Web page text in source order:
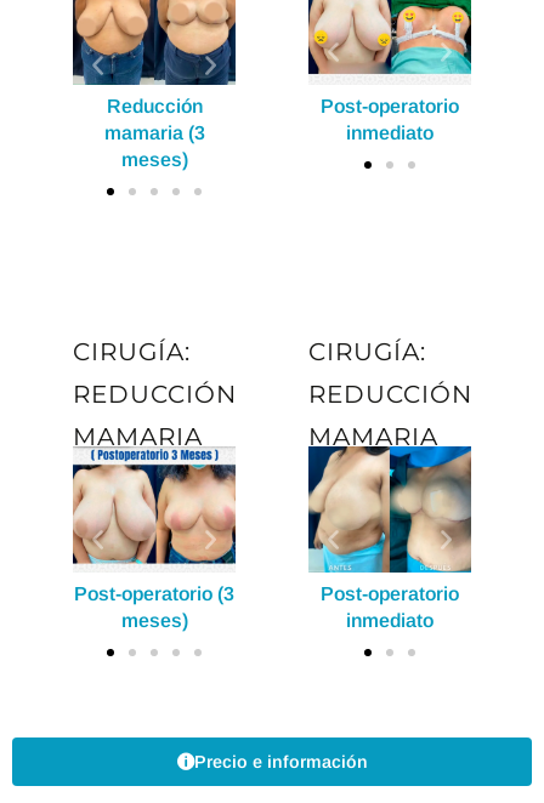
Reducción
mamaria (3
meses)
Reducción
mamaria (3
Post-operatorio
inmediato
Post-operatorio
inmediato
CIRUGÍA:
REDUCCIÓN
MAMARIA
Post-operatorio (3
meses)
Post-operatorio (3
meses)
Post-
meses)
CIRUGÍA:
REDUCCIÓN
MAMARIA
Post-operatorio
inmediato
Post-operatorio
inmediato
Precio e información